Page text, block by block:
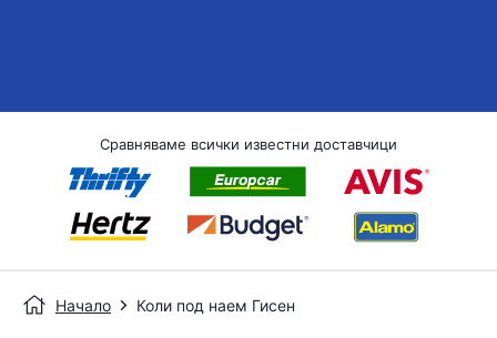
Сравняваме всички известни доставчици
Начало Коли под наем Гисен